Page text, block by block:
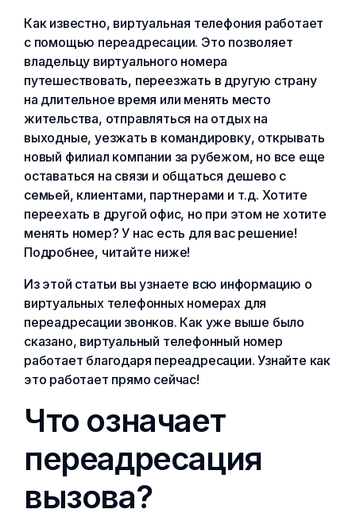
Как известно, виртуальная телефония работает
с помощью переадресации. Это позволяет
владельцу виртуального номера
путешествовать, переезжать в другую страну
на длительное время или менять место
жительства, отправляться на отдых на
выходные, уезжать в командировку, открывать
новый филиал компании за рубежом, но все еще
оставаться на связи и общаться дешево с
семьей, клиентами, партнерами и т.д. Хотите
переехать в другой офис, но при этом не хотите
менять номер? У нас есть для вас решение!
Подробнее, читайте ниже!
Из этой статьи вы узнаете всю информацию о
виртуальных телефонных номерах для
переадресации звонков. Как уже выше было
сказано, виртуальный телефонный номер
работает благодаря переадресации. Узнайте как
это работает прямо сейчас!
Что означает
переадресация
вызова?